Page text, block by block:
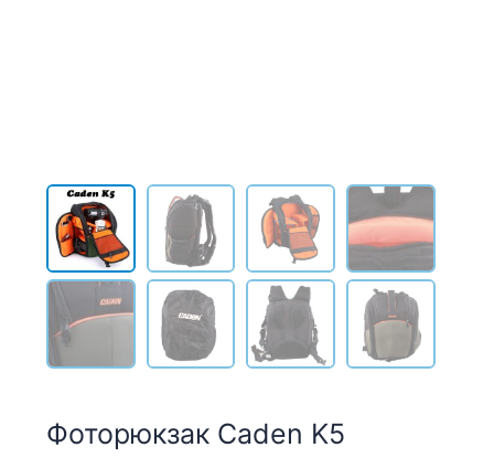
Фоторюкзак Caden K5